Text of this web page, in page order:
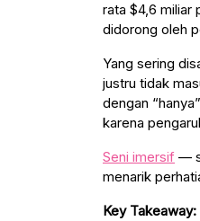
rata $4,6 miliar
didorong oleh
Yang sering
justru tidak
dengan
karena
Seni imersif —
menarik
Key Takeaway: